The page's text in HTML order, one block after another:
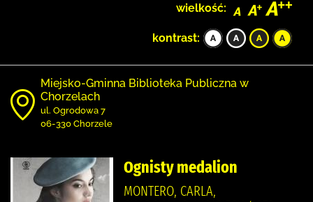
wielkość:
kontrast:
Miejsko-Gminna Biblioteka Publiczna w
Chorzelach
ul. Ogrodowa 7
06-330 Chorzele
Ognisty medalion
MONTERO, CARLA,